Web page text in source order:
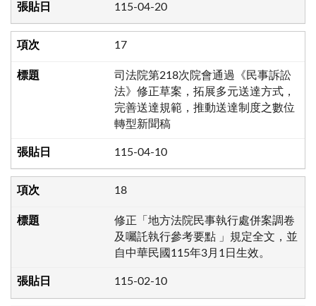
115-04-20
17
司法院第218次院會通過《民事訴訟
法》修正草案，拓展多元送達方式，
完善送達規範，推動送達制度之數位
轉型新聞稿
115-04-10
18
修正「地方法院民事執行處併案調卷
及囑託執行參考要點 」規定全文，並
自中華民國115年3月1日生效。
115-02-10